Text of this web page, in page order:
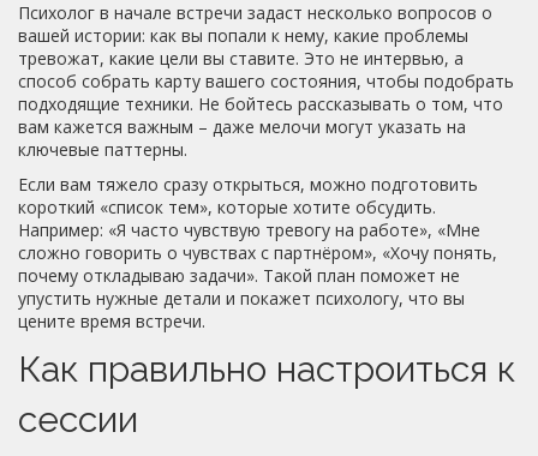
Психолог в начале встречи задаст несколько вопросов о
вашей истории: как вы попали к нему, какие проблемы
тревожат, какие цели вы ставите. Это не интервью, а
способ собрать карту вашего состояния, чтобы подобрать
подходящие техники. Не бойтесь рассказывать о том, что
вам кажется важным – даже мелочи могут указать на
ключевые паттерны.
Если вам тяжело сразу открыться, можно подготовить
короткий «список тем», которые хотите обсудить.
Например: «Я часто чувствую тревогу на работе», «Мне
сложно говорить о чувствах с партнёром», «Хочу понять,
почему откладываю задачи». Такой план поможет не
упустить нужные детали и покажет психологу, что вы
цените время встречи.
Как правильно настроиться к
сессии